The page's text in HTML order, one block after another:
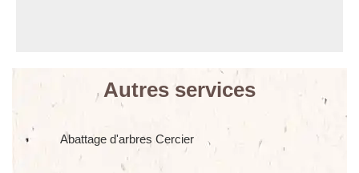
Autres services
Abattage d'arbres Cercier